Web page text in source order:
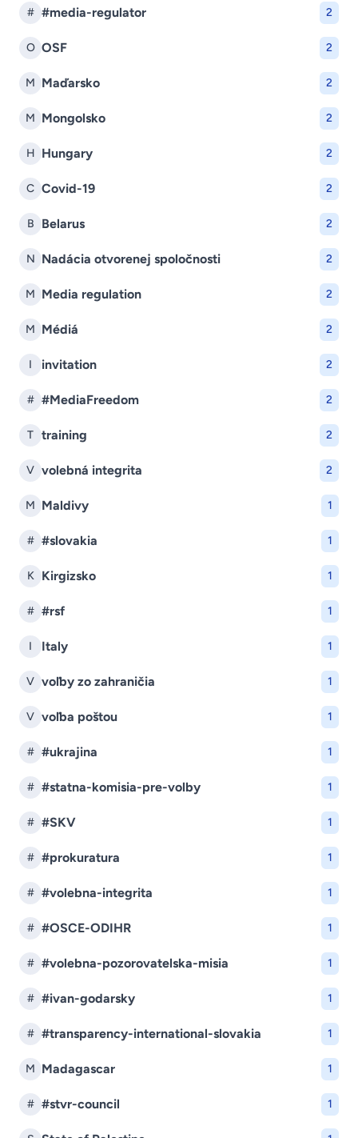
# #media-regulator 2
O OSF 2
M Maďarsko 2
M Mongolsko 2
H Hungary 2
C Covid-19 2
B Belarus 2
N Nadácia otvorenej spoločnosti 2
M Media regulation 2
M Médiá 2
I invitation 2
# #MediaFreedom 2
T training 2
V volebná integrita 2
M Maldivy 1
# #slovakia 1
K Kirgizsko 1
# #rsf 1
I Italy 1
V voľby zo zahraničia 1
V voľba poštou 1
# #ukrajina 1
# #statna-komisia-pre-volby 1
# #SKV 1
# #prokuratura 1
# #volebna-integrita 1
# #OSCE-ODIHR 1
# #volebna-pozorovatelska-misia 1
# #ivan-godarsky 1
# #transparency-international-slovakia 1
M Madagascar 1
# #stvr-council 1